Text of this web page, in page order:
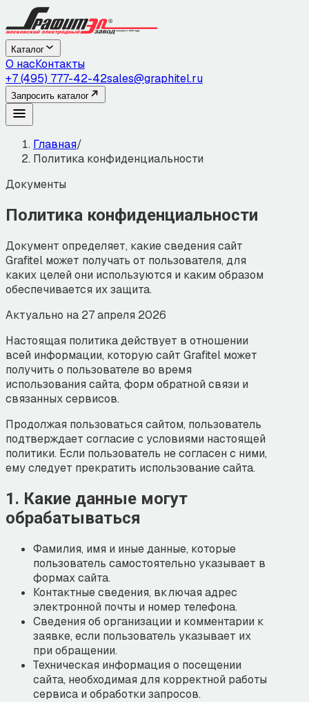
Каталог
О насКонтакты
+7 (495) 777-42-42sales@graphitel.ru
Запросить каталог
Главная/
Политика конфиденциальности
Документы
Политика конфиденциальности
Документ определяет, какие сведения сайт
Grafitel может получать от пользователя, для
каких целей они используются и каким образом
обеспечивается их защита.
Актуально на 27 апреля 2026
Настоящая политика действует в отношении
всей информации, которую сайт Grafitel может
получить о пользователе во время
использования сайта, форм обратной связи и
связанных сервисов.
Продолжая пользоваться сайтом, пользователь
подтверждает согласие с условиями настоящей
политики. Если пользователь не согласен с ними,
ему следует прекратить использование сайта.
1. Какие данные могут
обрабатываться
Фамилия, имя и иные данные, которые
пользователь самостоятельно указывает в
формах сайта.
Контактные сведения, включая адрес
электронной почты и номер телефона.
Сведения об организации и комментарии к
заявке, если пользователь указывает их
при обращении.
Техническая информация о посещении
сайта, необходимая для корректной работы
сервиса и обработки запросов.